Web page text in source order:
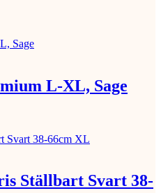
L-XL, Sage
Ställbart Svart 38-